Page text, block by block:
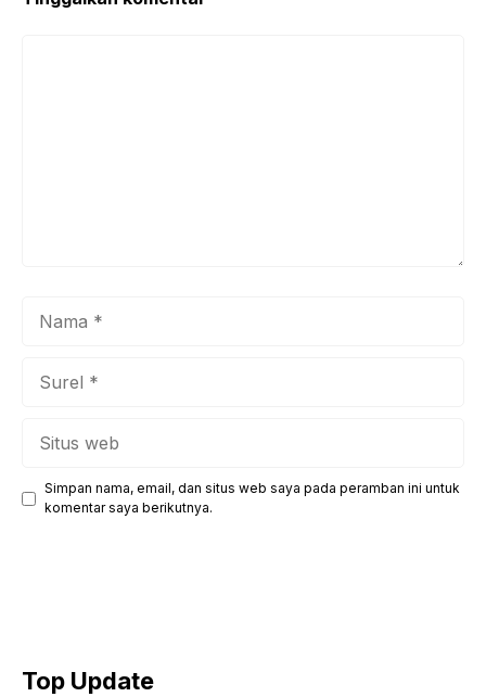
Simpan nama, email, dan situs web saya pada peramban ini untuk
komentar saya berikutnya.
Top Update